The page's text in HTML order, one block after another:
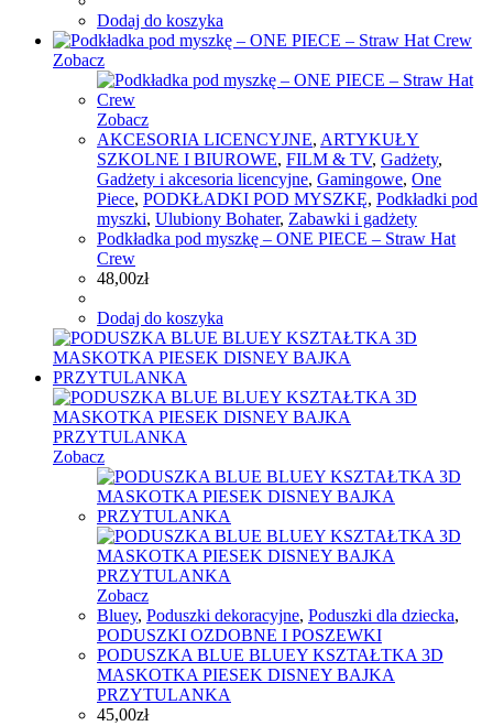
Dodaj do koszyka
Zobacz
Zobacz
AKCESORIA LICENCYJNE, ARTYKUŁY
SZKOLNE I BIUROWE, FILM & TV, Gadżety,
Gadżety i akcesoria licencyjne, Gamingowe, One
Piece, PODKŁADKI POD MYSZKĘ, Podkładki pod
myszki, Ulubiony Bohater, Zabawki i gadżety
Podkładka pod myszkę – ONE PIECE – Straw Hat
Crew
48,00zł
Dodaj do koszyka
Zobacz
Zobacz
Bluey, Poduszki dekoracyjne, Poduszki dla dziecka,
PODUSZKI OZDOBNE I POSZEWKI
PODUSZKA BLUE BLUEY KSZTAŁTKA 3D
MASKOTKA PIESEK DISNEY BAJKA
PRZYTULANKA
45,00zł